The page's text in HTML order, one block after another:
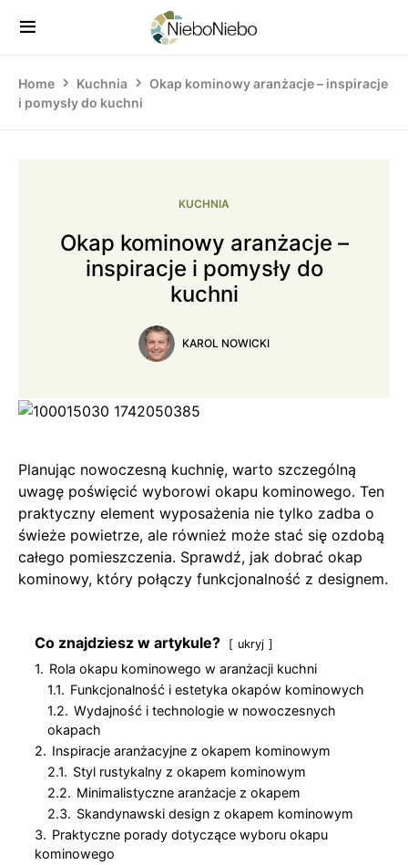
Home Kuchnia
Okap kominowy aranżacje – inspiracje
i pomysły do kuchni
KUCHNIA
Okap kominowy aranżacje –
inspiracje i pomysły do
kuchni
KAROL NOWICKI
Planując nowoczesną kuchnię, warto szczególną
uwagę poświęcić wyborowi okapu kominowego. Ten
praktyczny element wyposażenia nie tylko zadba o
świeże powietrze, ale również może stać się ozdobą
całego pomieszczenia. Sprawdź, jak dobrać okap
kominowy, który połączy funkcjonalność z designem.
Co znajdziesz w artykule? ukryj
1. Rola okapu kominowego w aranżacji kuchni
1.1. Funkcjonalność i estetyka okapów kominowych
1.2. Wydajność i technologie w nowoczesnych
okapach
2. Inspiracje aranżacyjne z okapem kominowym
2.1. Styl rustykalny z okapem kominowym
2.2. Minimalistyczne aranżacje z okapem
2.3. Skandynawski design z okapem kominowym
3. Praktyczne porady dotyczące wyboru okapu
kominowego